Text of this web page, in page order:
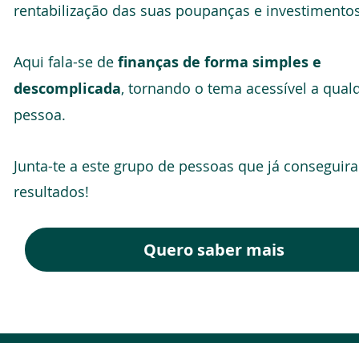
rentabilização das suas poupanças e
Aqui fala-se de finanças de forma simples e
descomplicada, tornando o tema acessível a
pessoa.
Junta-te a este grupo de pessoas que já
resultados!
Quero saber mais